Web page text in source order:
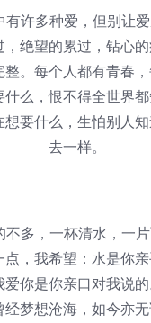
多种爱，但别让爱
，绝望的累过，钻心
。每个人都有青春
么，恨不得全世界
要什么，生怕别人
去一样。
多，一杯清水，一片
，我希望：水是你
你是你亲口对我说的
梦想沧海，如今亦